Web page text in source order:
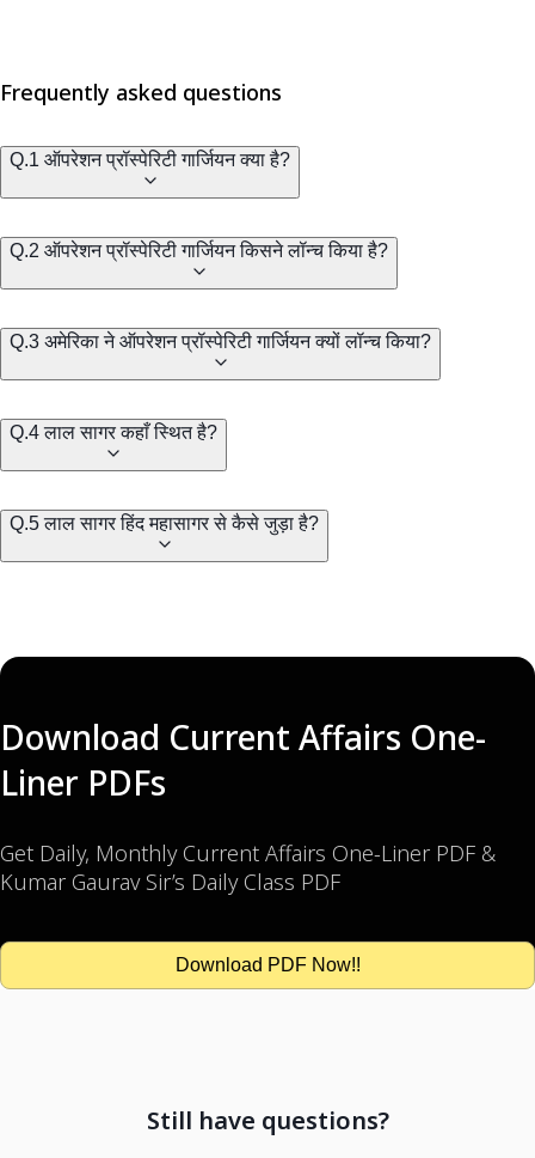
Frequently asked questions
Q.1 ऑपरेशन प्रॉस्पेरिटी गार्जियन क्या है?
Q.2 ऑपरेशन प्रॉस्पेरिटी गार्जियन किसने लॉन्च किया है?
Q.3 अमेरिका ने ऑपरेशन प्रॉस्पेरिटी गार्जियन क्यों लॉन्च किया?
Q.4 लाल सागर कहाँ स्थित है?
Q.5 लाल सागर हिंद महासागर से कैसे जुड़ा है?
Download Current Affairs One-
Liner PDFs
Get Daily, Monthly Current Affairs One-Liner PDF &
Kumar Gaurav Sir’s Daily Class PDF
Download PDF Now!!
Still have questions?